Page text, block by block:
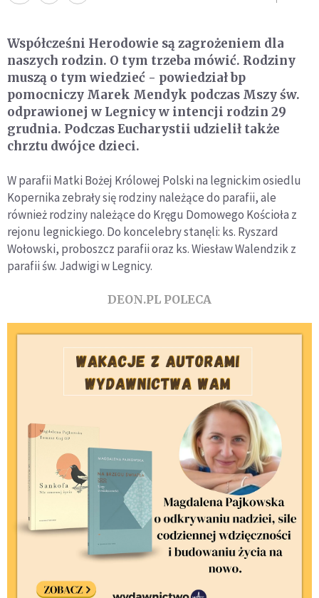
Współcześni Herodowie są zagrożeniem dla
naszych rodzin. O tym trzeba mówić. Rodziny
muszą o tym wiedzieć - powiedział bp
pomocniczy Marek Mendyk podczas Mszy św.
odprawionej w Legnicy w intencji rodzin 29
grudnia. Podczas Eucharystii udzielił także
chrztu dwójce dzieci.
W parafii Matki Bożej Królowej Polski na legnickim osiedlu
Kopernika zebrały się rodziny należące do parafii, ale
również rodziny należące do Kręgu Domowego Kościoła z
rejonu legnickiego. Do koncelebry stanęli: ks. Ryszard
Wołowski, proboszcz parafii oraz ks. Wiesław Walendzik z
parafii św. Jadwigi w Legnicy.
DEON.PL POLECA